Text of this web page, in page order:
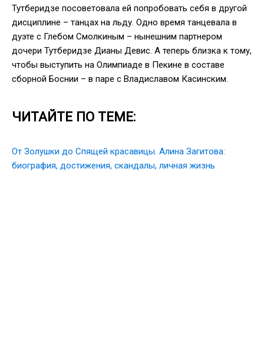
Тутберидзе посоветовала ей попробовать себя в другой
дисциплине – танцах на льду. Одно время танцевала в
дуэте с Глебом Смолкиным – нынешним партнером
дочери Тутберидзе Дианы Девис. А теперь близка к тому,
чтобы выступить на Олимпиаде в Пекине в составе
сборной Боснии – в паре с Владиславом Касинским.
ЧИТАЙТЕ ПО ТЕМЕ:
От Золушки до Спящей красавицы. Алина Загитова:
биография, достижения, скандалы, личная жизнь